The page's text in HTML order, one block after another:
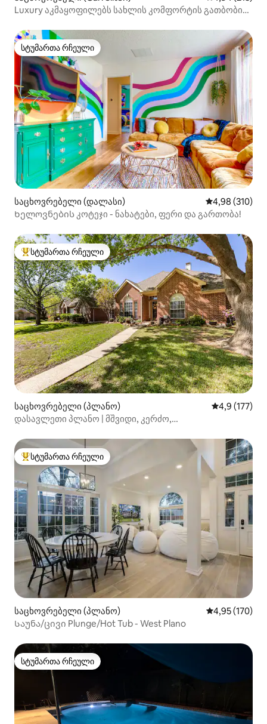
Luxury აკმაყოფილებს სახლის კომფორტის გათბობის
სტუმართა რჩეული
სტუმართა რჩეული
საცხოვრებელი (დალასი) საშუალო
4,98 (310)
Ხელოვნების კოტეჯი - ნახატები, ფერი და გართობა!
სტუმართა რჩეული მოწინავე ვარიანტი
სტუმართა რჩეული
საცხოვრებელი (პლანო) საშუალო
4,9 (177)
დასავლეთი პლანო | მშვიდი, კერძო,
სტუმართა რჩეული მოწინავე ვარიანტი
სტუმართა რჩეული
საცხოვრებელი (პლანო) საშუალო
4,95 (170)
Საუნა/ცივი Plunge/Hot Tub - West Plano
სტუმართა რჩეული
სტუმართა რჩეული